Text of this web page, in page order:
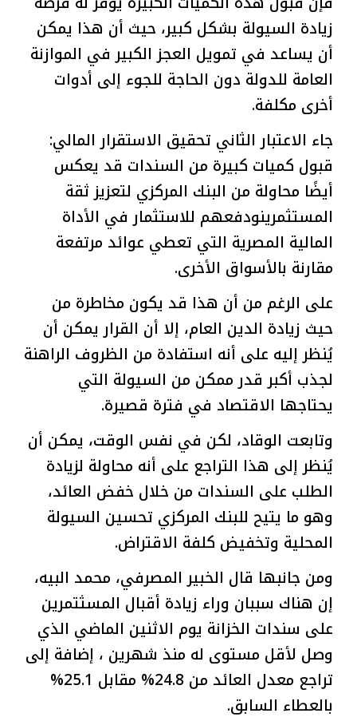
زيادة السيولة بشكل كبير، حيث أن هذا يمكن
أن يساعد في تمويل العجز الكبير في الموازنة
العامة للدولة دون الحاجة للجوء إلى أدوات
أخرى مكلفة.
جاء الاعتبار الثاني تحقيق الاستقرار المالي:
قبول كميات كبيرة من السندات قد يعكس
أيضًا محاولة من البنك المركزي لتعزيز ثقة
المستثمرينودفعهم للاستثمار في الأداة
المالية المصرية التي تعطي عوائد مرتفعة
مقارنة بالأسواق الأخرى.
على الرغم من أن هذا قد يكون مخاطرة من
حيث زيادة الدين العام، إلا أن القرار يمكن أن
يُنظر إليه على أنه استفادة من الظروف الراهنة
لجذب أكبر قدر ممكن من السيولة التي
يحتاجها الاقتصاد في فترة قصيرة.
وتابعت الوقاد، لكن في نفس الوقت، يمكن أن
يُنظر إلى هذا التراجع على أنه محاولة لزيادة
الطلب على السندات من خلال خفض العائد،
وهو ما يتيح للبنك المركزي تحسين السيولة
المحلية وتخفيض كلفة الاقتراض.
ومن جانبها قال الخبير المصرفي، محمد البيه،
إن هناك سببان وراء زيادة أقبال المسثتمرين
على سندات الخزانة يوم الاثنين الماضي الذي
وصل لأقل مستوى له منذ شهرين ، إضافة إلى
تراجع معدل العائد من 24.8% مقابل 25.1%
بالعطاء السابق.